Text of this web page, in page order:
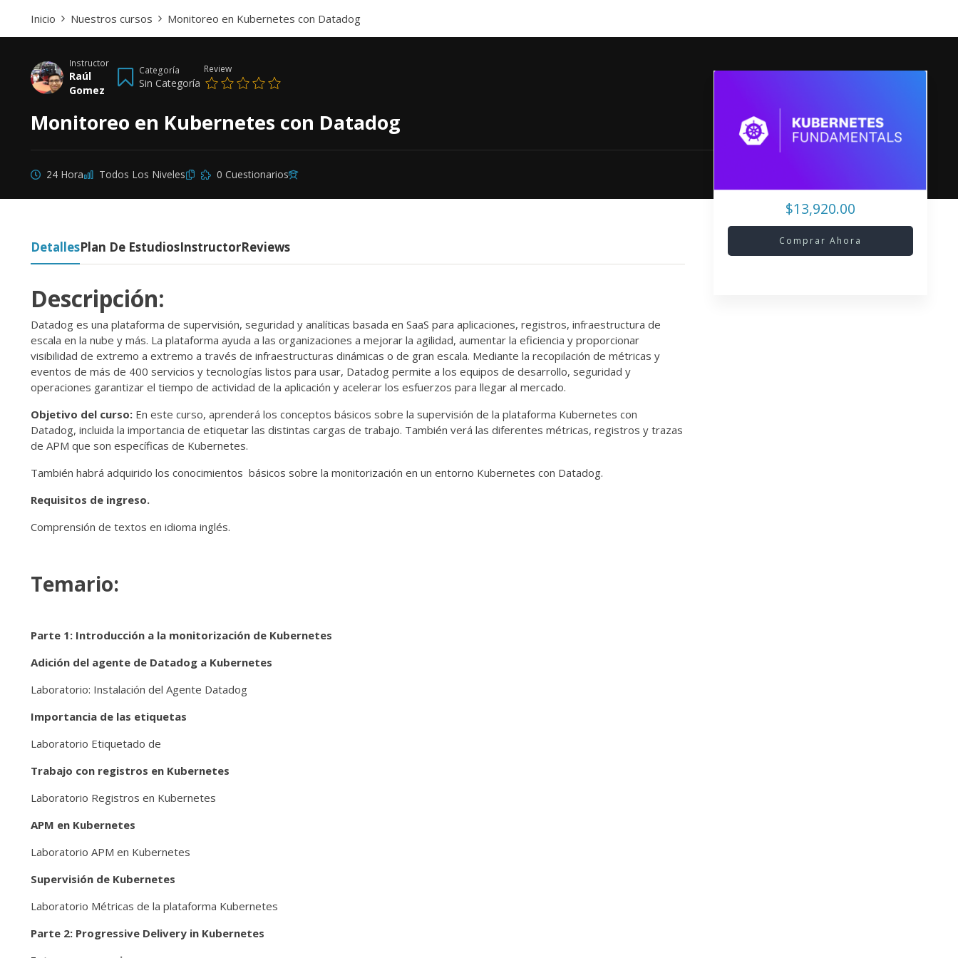
Inicio Nuestros cursos Monitoreo en Kubernetes con Datadog
Instructor
Raúl
Gomez
Categoría
Sin Categoría
Review
Monitoreo en Kubernetes con Datadog
24 Hora Todos Los Niveles 0 Cuestionarios
DetallesPlan De EstudiosInstructorReviews
Descripción:
Datadog es una plataforma de supervisión, seguridad y analíticas basada en SaaS para aplicaciones, registros, infraestructura de
escala en la nube y más. La plataforma ayuda a las organizaciones a mejorar la agilidad, aumentar la eficiencia y proporcionar
visibilidad de extremo a extremo a través de infraestructuras dinámicas o de gran escala. Mediante la recopilación de métricas y
eventos de más de 400 servicios y tecnologías listos para usar, Datadog permite a los equipos de desarrollo, seguridad y
operaciones garantizar el tiempo de actividad de la aplicación y acelerar los esfuerzos para llegar al mercado.
Objetivo del curso: En este curso, aprenderá los conceptos básicos sobre la supervisión de la plataforma Kubernetes con
Datadog, incluida la importancia de etiquetar las distintas cargas de trabajo. También verá las diferentes métricas, registros y trazas
de APM que son específicas de Kubernetes.
También habrá adquirido los conocimientos básicos sobre la monitorización en un entorno Kubernetes con Datadog.
Requisitos de ingreso.
Comprensión de textos en idioma inglés.
Temario:
Parte 1: Introducción a la monitorización de Kubernetes
Adición del agente de Datadog a Kubernetes
Laboratorio: Instalación del Agente Datadog
Importancia de las etiquetas
Laboratorio Etiquetado de
Trabajo con registros en Kubernetes
Laboratorio Registros en Kubernetes
APM en Kubernetes
Laboratorio APM en Kubernetes
Supervisión de Kubernetes
Laboratorio Métricas de la plataforma Kubernetes
Parte 2: Progressive Delivery in Kubernetes
$13,920.00
Comprar Ahora